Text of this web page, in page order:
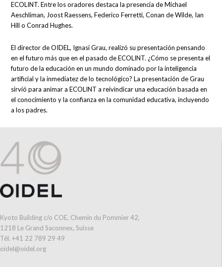
ECOLINT. Entre los oradores destaca la presencia de Michael
Aeschliman, Joost Raessens, Federico Ferretti, Conan de Wilde, Ian
Hill o Conrad Hughes.
El director de OIDEL, Ignasi Grau, realizó su presentación pensando
en el futuro más que en el pasado de ECOLINT. ¿Cómo se presenta el
futuro de la educación en un mundo dominado por la inteligencia
artificial y la inmediatez de lo tecnológico? La presentación de Grau
sirvió para animar a ECOLINT a reivindicar una educación basada en
el conocimiento y la confianza en la comunidad educativa, incluyendo
a los padres.
Kyoto Building c/o COE, Chemin du Pommier 42,
1218 Le Grand Saconnex, Suisse
Tél. +41 22 789 29 49
oidel@oidel.org